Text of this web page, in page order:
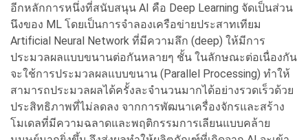
อีกหลักการหนึ่งที่สนับสนุน AI คือ Deep Learning จัดเป็นส่วน
นึงของ ML โดยเป็นการจำลองเครือข่ายประสาทเทียม
Artificial Neural Network ที่มีความลึก (deep) ให้มีการ
ประมวลผลแบบขนานต่อกันหลายๆ ชั้น ในลักษณะต่อเนื่องกัน
จะใช้การประมวลผลแบบขนาน (Parallel Processing) ทำให้
สามารถประมวลผลได้ครั้งละจำนวนมากได้อย่างรวดเร็วด้วย
ประสิทธิภาพที่ไม่ลดลง จากการพัฒนาเครื่องจักรและสร้าง
โมเดลที่มีความฉลาดและพฤติกรรมการเลียนแบบคล้าย